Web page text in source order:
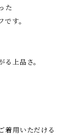
た
す。
上品さ。
着用いただける